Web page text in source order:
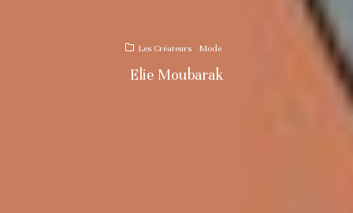
Les Créateurs Mode
Elie Moubarak